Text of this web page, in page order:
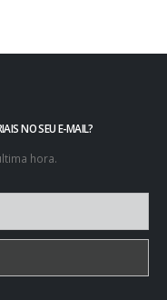
NO SEU E-MAIL?
hora.